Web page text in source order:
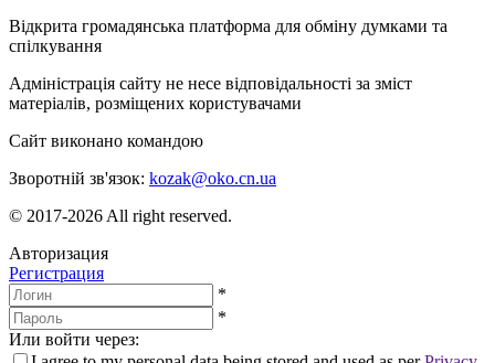
Відкрита громадянська платформа для обміну думками та
спілкування
Адміністрація сайту не несе відповідальності за зміст
матеріалів, розміщених користувачами
Сайт виконано командою
Зворотній зв'язок: kozak@oko.cn.ua
© 2017-2026 All right reserved.
Авторизация
Регистрация
*
*
Или войти через: